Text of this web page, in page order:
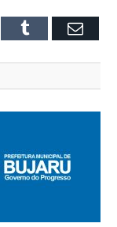
Tumblr Email